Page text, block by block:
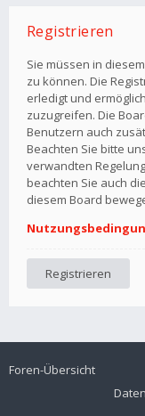
Registrieren
Sie müssen in
zu können. Die
erledigt und
zuzugreifen. Die
Benutzern auch
Beachten Sie bitte
verwandten
beachten Sie auch
diesem Board
Registrieren
Foren-Übersicht